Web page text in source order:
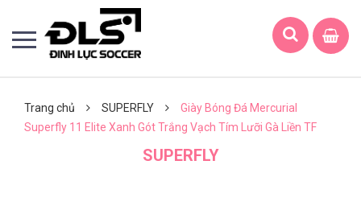
Trang chủ SUPERFLY
Giày Bóng Đá Mercurial
Superfly 11 Elite Xanh Gót Trắng Vạch Tím Lưỡi Gà Liền TF
SUPERFLY